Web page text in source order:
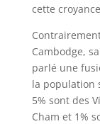
cette
Cambodge,
parlé une
la population
5% sont des
Cham et 1%